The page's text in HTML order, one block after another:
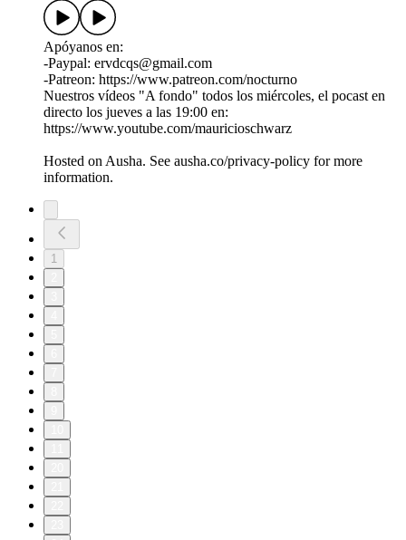
Apóyanos en:
-Paypal: ervdcqs@gmail.com
-Patreon: https://www.patreon.com/nocturno
Nuestros vídeos "A fondo" todos los miércoles, el pocast en
directo los jueves a las 19:00 en:
https://www.youtube.com/mauricioschwarz
Hosted on Ausha. See ausha.co/privacy-policy for more
information.
1